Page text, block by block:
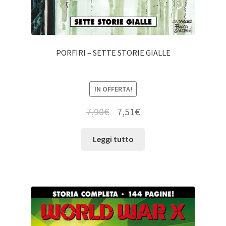
PORFIRI – SETTE STORIE GIALLE
IN OFFERTA!
7,90€ 7,51€
Leggi tutto